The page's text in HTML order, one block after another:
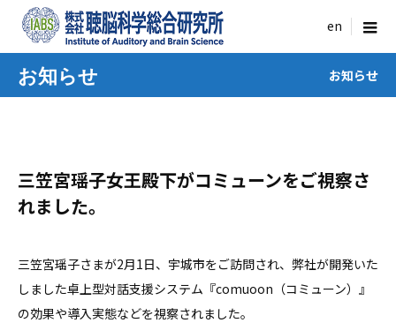
menu
お知らせ お知らせ
三笠宮瑶子女王殿下がコミューンをご視察さ
れました。
三笠宮瑶子さまが2月1日、宇城市をご訪問され、弊社が開発いた
しました卓上型対話支援システム『comuoon（コミューン）』
の効果や導入実態などを視察されました。